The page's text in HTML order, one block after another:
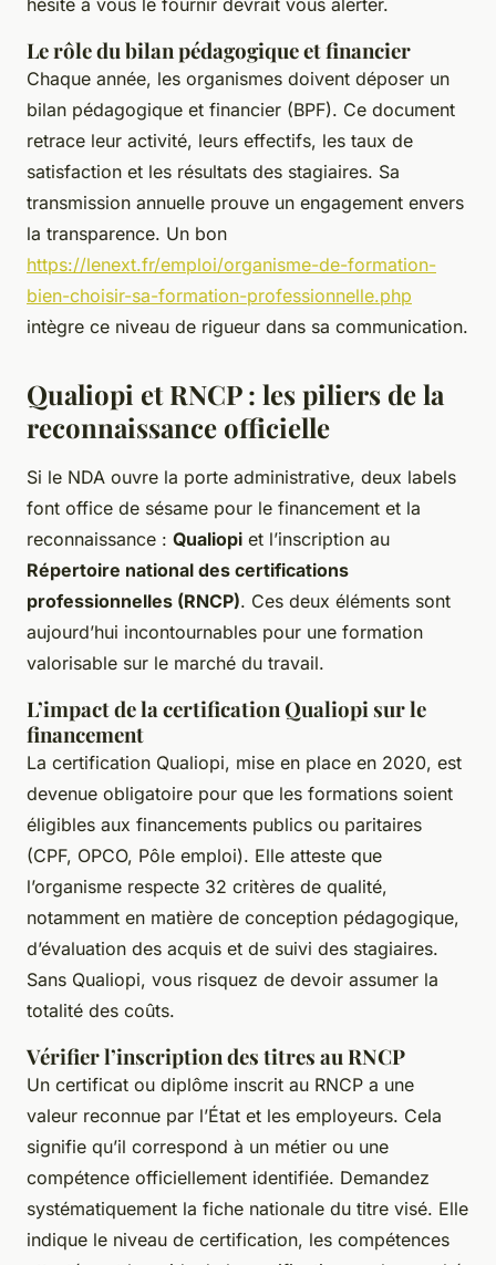
Le rôle du bilan pédagogique et financier
Chaque année, les organismes doivent déposer un
bilan pédagogique et financier (BPF). Ce document
retrace leur activité, leurs effectifs, les taux de
satisfaction et les résultats des stagiaires. Sa
transmission annuelle prouve un engagement envers
la transparence. Un bon
https://lenext.fr/emploi/organisme-de-formation-
bien-choisir-sa-formation-professionnelle.php
intègre ce niveau de rigueur dans sa communication.
Qualiopi et RNCP : les piliers de la
reconnaissance officielle
Si le NDA ouvre la porte administrative, deux labels
font office de sésame pour le financement et la
reconnaissance : Qualiopi et l’inscription au
Répertoire national des certifications
professionnelles (RNCP). Ces deux éléments sont
aujourd’hui incontournables pour une formation
valorisable sur le marché du travail.
L’impact de la certification Qualiopi sur le
financement
La certification Qualiopi, mise en place en 2020, est
devenue obligatoire pour que les formations soient
éligibles aux financements publics ou paritaires
(CPF, OPCO, Pôle emploi). Elle atteste que
l’organisme respecte 32 critères de qualité,
notamment en matière de conception pédagogique,
d’évaluation des acquis et de suivi des stagiaires.
Sans Qualiopi, vous risquez de devoir assumer la
totalité des coûts.
Vérifier l’inscription des titres au RNCP
Un certificat ou diplôme inscrit au RNCP a une
valeur reconnue par l’État et les employeurs. Cela
signifie qu’il correspond à un métier ou une
compétence officiellement identifiée. Demandez
systématiquement la fiche nationale du titre visé. Elle
indique le niveau de certification, les compétences